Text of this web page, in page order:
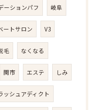
ーションパフ 岐阜
ートサロン V3
毛 なくなる
関市 エステ しみ
ッシュアディクト